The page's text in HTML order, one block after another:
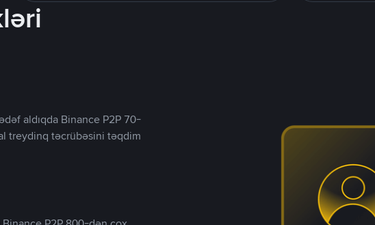
aldıqda Binance P2P 70-
treydinq təcrübəsini təqdim